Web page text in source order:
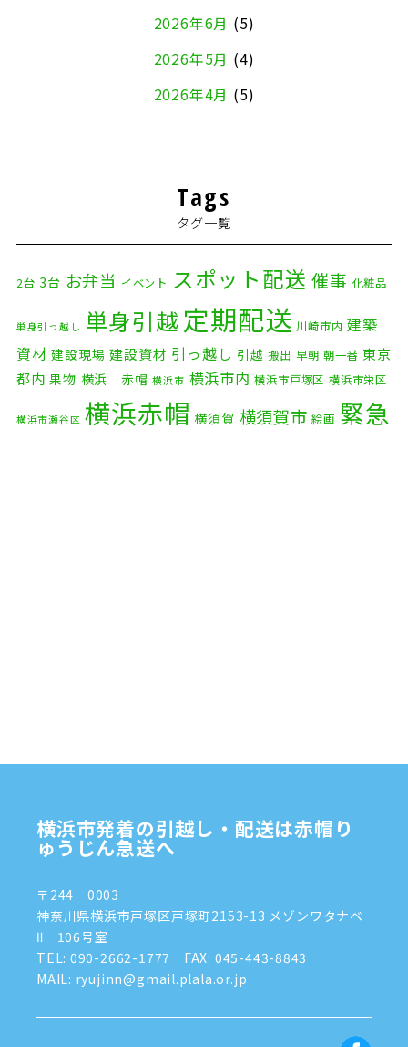
2026年6月 (5)
2026年5月 (4)
2026年4月 (5)
2026年1月
2025年11月(4)
2025年10月(9)
2025年9月
(3)
2025年8月(2)
2025年7月(6)
2024年9月(2)
2024年7月
(8)
2024年5月(2)
2024年4月(3)
2024年3月(8)
2024年1月(3)
Tags
タグ一覧
2台 3台 お弁当 イベント スポット配送 催事 化粧品
単身引っ越し 単身引越 定期配送 川崎市内 建築
資材 建設現場 建設資材 引っ越し 引越 搬出 早朝 朝一番 東京
都内 果物 横浜 赤帽 横浜市 横浜市内 横浜市戸塚区 横浜市栄区
横浜市瀬谷区 横浜赤帽 横須賀 横須賀市 絵画 緊急
横浜市発着の引越し・配送は赤帽り
ゅうじん急送へ
〒244－0003
神奈川県横浜市戸塚区戸塚町2153-13 メゾンワタナベ
Ⅱ 106号室
TEL: 090-2662-1777
FAX: 045-443-8843
MAIL: ryujinn@gmail.plala.or.jp